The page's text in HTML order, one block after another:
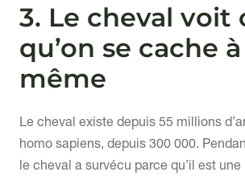
3. Le cheval voit
qu’on se cache
même
Le cheval existe depuis 55 millions
homo sapiens, depuis 300 000.
le cheval a survécu parce qu’il est une